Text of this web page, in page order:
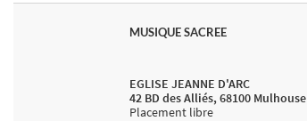
MUSIQUE SACREE
EGLISE JEANNE D'ARC
42 BD des Alliés, 68100 Mulhouse
Placement libre